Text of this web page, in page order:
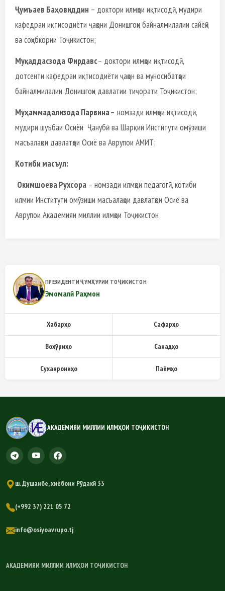
Ҷумъаев Баҳовиддин – доктори илмҳои иқтисодӣ, мудири
кафедраи иқтисодиёти ҷаҳони Донишгоҳи байналмилалии сайёҳӣ
ва соҳибкории Тоҷикистон;
Муқаддасзода Фирдавс– доктори илмҳои иқтисодӣ,
дотсенти кафедраи иқтисодиёти ҷаҳон ва муносибатҳои
байналмилалии Донишгоҳи давлатии тиҷорати Тоҷикистон;
Муҳаммадализода Парвина – номзади илмҳои иқтисодӣ,
мудири шуъбаи Осиёи Ҷанубӣ ва Шарқии Институти омӯзиши
масъалаҳои давлатҳои Осиё ва Аврупои АМИТ;
Котиби масъул:
Окимшоева Рухсора – номзади илмҳои педагогӣ, котиби
илмии Институти омӯзиши масъалаҳои давлатҳои Осиё ва
Аврупои Академияи миллии илмҳои Тоҷикистон
ПРЕЗИДЕНТИ ҶУМҲУРИИ ТОҶИКИСТОН
Эмомалӣ Раҳмон
Хабарҳо Сафарҳо
Вохӯриҳо Санадҳо
Суханрониҳо Паёмҳо
АКАДЕМИЯИ МИЛЛИИ ИЛМҲОИ ТОҶИКИСТОН
ш. Душанбе, хиёбони Рӯдакӣ 33
(+992 37) 221 05 72
info@osiyoavrupo.tj
АКАДЕМИЯИ МИЛЛИИ ИЛМҲОИ ТОҶИКИСТОН